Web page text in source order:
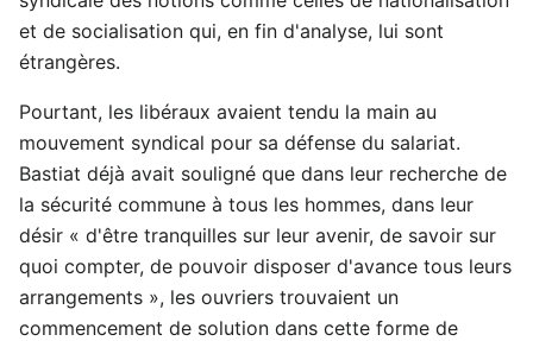
et de socialisation qui, en fin d'analyse, lui sont
étrangères.
Pourtant, les libéraux avaient tendu la main au
mouvement syndical pour sa défense du salariat.
Bastiat déjà avait souligné que dans leur recherche de
la sécurité commune à tous les hommes, dans leur
désir « d'être tranquilles sur leur avenir, de savoir sur
quoi compter, de pouvoir disposer d'avance tous leurs
arrangements », les ouvriers trouvaient un
commencement de solution dans cette forme de